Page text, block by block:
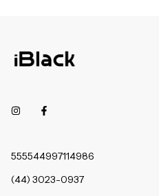
555544997114986
(44) 3023-0937